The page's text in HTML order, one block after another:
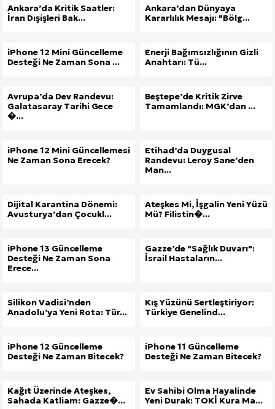
Ankara’da Kritik Saatler:
İran Dışişleri Bak...
Ankara’dan Dünyaya
Kararlılık Mesajı: "Bölg...
iPhone 12 Mini Güncelleme
Desteği Ne Zaman Sona ...
Enerji Bağımsızlığının Gizli
Anahtarı: Tü...
Avrupa’da Dev Randevu:
Galatasaray Tarihi Gece
�...
Beştepe’de Kritik Zirve
Tamamlandı: MGK’dan ...
iPhone 12 Mini Güncellemesi
Ne Zaman Sona Erecek?
Etihad’da Duygusal
Randevu: Leroy Sane’den
Man...
Dijital Karantina Dönemi:
Avusturya’dan Çocukl...
Ateşkes Mi, İşgalin Yeni Yüzü
Mü? Filistin�...
iPhone 13 Güncelleme
Desteği Ne Zaman Sona
Erece...
Gazze’de "Sağlık Duvarı":
İsrail Hastaların...
Silikon Vadisi’nden
Anadolu’ya Yeni Rota: Tür...
Kış Yüzünü Sertleştiriyor:
Türkiye Genelind...
iPhone 12 Güncelleme
Desteği Ne Zaman Bitecek?
iPhone 11 Güncelleme
Desteği Ne Zaman Bitecek?
Kağıt Üzerinde Ateşkes,
Sahada Katliam: Gazze�...
Ev Sahibi Olma Hayalinde
Yeni Durak: TOKİ Kura Ma...